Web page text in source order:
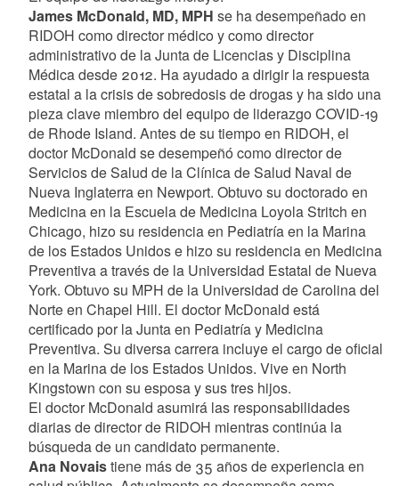
James McDonald, MD, MPH se ha desempeñado en
RIDOH como director médico y como director
administrativo de la Junta de Licencias y Disciplina
Médica desde 2012. Ha ayudado a dirigir la respuesta
estatal a la crisis de sobredosis de drogas y ha sido una
pieza clave miembro del equipo de liderazgo COVID-19
de Rhode Island. Antes de su tiempo en RIDOH, el
doctor McDonald se desempeñó como director de
Servicios de Salud de la Clínica de Salud Naval de
Nueva Inglaterra en Newport. Obtuvo su doctorado en
Medicina en la Escuela de Medicina Loyola Stritch en
Chicago, hizo su residencia en Pediatría en la Marina
de los Estados Unidos e hizo su residencia en Medicina
Preventiva a través de la Universidad Estatal de Nueva
York. Obtuvo su MPH de la Universidad de Carolina del
Norte en Chapel Hill. El doctor McDonald está
certificado por la Junta en Pediatría y Medicina
Preventiva. Su diversa carrera incluye el cargo de oficial
en la Marina de los Estados Unidos. Vive en North
Kingstown con su esposa y sus tres hijos.
El doctor McDonald asumirá las responsabilidades
diarias de director de RIDOH mientras continúa la
búsqueda de un candidato permanente.
Ana Novaistiene más de 35 años de experiencia en